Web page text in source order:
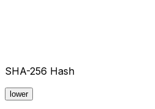
SHA-256 Hash
lower